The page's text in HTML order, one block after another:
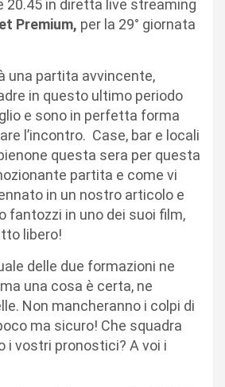
20.45 in diretta live streaming
Premium, per la 29° giornata
una partita avvincente,
in questo ultimo periodo
e sono in perfetta forma
l’incontro. Case, bar e locali
questa sera per questa
partita e come vi
in un nostro articolo e
fantozzi in uno dei suoi film,
libero!
delle due formazioni ne
una cosa è certa, ne
Non mancheranno i colpi di
ma sicuro! Che squadra
i vostri pronostici? A voi i